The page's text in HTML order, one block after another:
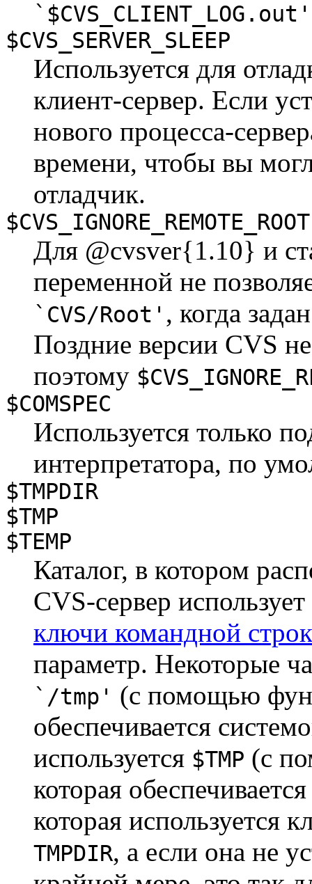
` $CVS_CLIENT_LOG .out'
$CVS_SERVER_SLEEP
Используется для
клиент-сервер. Если
нового процесса-
времени, чтобы вы
отладчик.
$CVS_IGNORE_REMOTE_ROOT
Для @cvsver{1.10} и
переменной не
`CVS/Root' , когда
Поздние версии CVS
поэтому
$COMSPEC
Используется только
интерпретатора, по
$TMPDIR
$TMP
$TEMP
Каталог, в котором
CVS-сервер использует
ключи командной
параметр. Некоторые
`/tmp' (с помощью
обеспечивается
используется $TMP (с
которая
которая используется
TMPDIR, а если она не